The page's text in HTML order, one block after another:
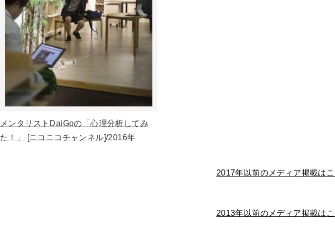
メンタリストDaiGoの「心理分析してみ
た！」 [ニコニコチャンネル]/2016年
2017年以前のメディア掲載は
2013年以前のメディア掲載は